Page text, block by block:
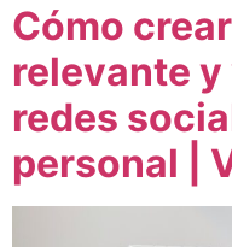
Cómo
relevante
redes
personal |